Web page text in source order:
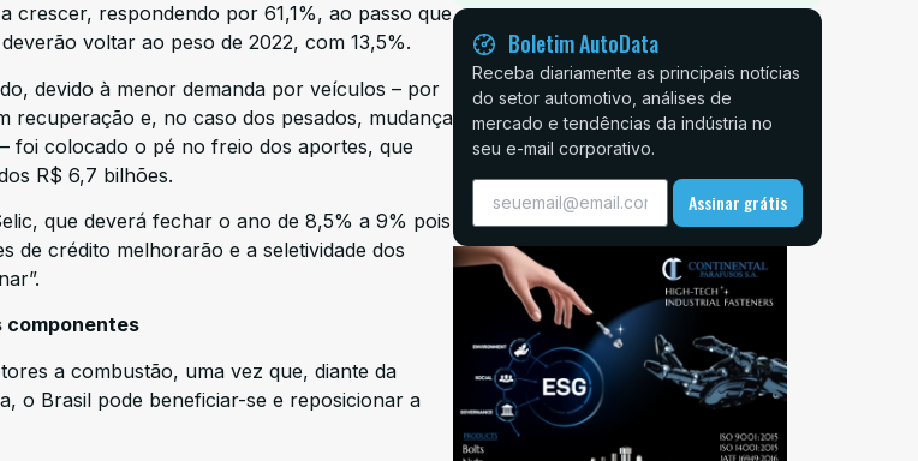
crescer, respondendo por 61,1%, ao passo que
voltar ao peso de 2022, com 13,5%.
devido à menor demanda por veículos – por
recuperação e, no caso dos pesados, mudança
foi colocado o pé no freio dos aportes, que
R$ 6,7 bilhões.
que deverá fechar o ano de 8,5% a 9% pois
de crédito melhorarão e a seletividade dos
componentes
a combustão, uma vez que, diante da
o Brasil pode beneficiar-se e reposicionar a
Boletim AutoData
Receba diariamente as principais notícias
do setor automotivo, análises de
mercado e tendências da indústria no
seu e-mail corporativo.
Assinar grátis